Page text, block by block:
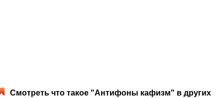
Смотреть что такое "Антифоны кафизм" в других